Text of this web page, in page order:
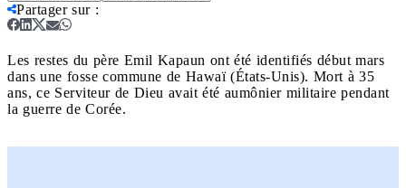
Partager sur:
Les restes du père Emil Kapaun ont été identifiés début mars
dans une fosse commune de Hawaï (États-Unis). Mort à 35
ans, ce Serviteur de Dieu avait été aumônier militaire pendant
la guerre de Corée.